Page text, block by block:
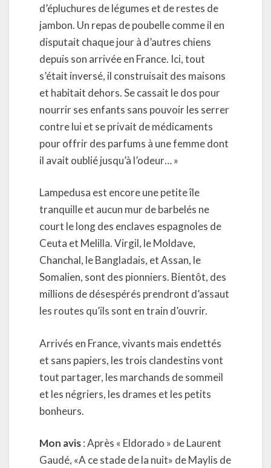
d’épluchures de légumes et de restes de
jambon. Un repas de poubelle comme il en
disputait chaque jour à d’autres chiens
depuis son arrivée en France. Ici, tout
s’était inversé, il construisait des maisons
et habitait dehors. Se cassait le dos pour
nourrir ses enfants sans pouvoir les serrer
contre lui et se privait de médicaments
pour offrir des parfums à une femme dont
il avait oublié jusqu’à l’odeur… »
Lampedusa est encore une petite île
tranquille et aucun mur de barbelés ne
court le long des enclaves espagnoles de
Ceuta et Melilla. Virgil, le Moldave,
Chanchal, le Bangladais, et Assan, le
Somalien, sont des pionniers. Bientôt, des
millions de désespérés prendront d’assaut
les routes qu’ils sont en train d’ouvrir.
Arrivés en France, vivants mais endettés
et sans papiers, les trois clandestins vont
tout partager, les marchands de sommeil
et les négriers, les drames et les petits
bonheurs.
Mon avis: Après « Eldorado » de Laurent
Gaudé, «A ce stade de la nuit» de Maylis de